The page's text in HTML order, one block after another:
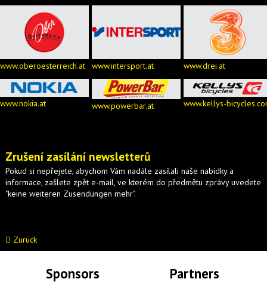
www.oberoesterreich.at www.intersport.at www.drei.at
www.nokia.at www.powerbar.at www.kellys-
Zrušení zasílání newsletterů
Pokud si nepřejete, abychom Vám nadále zasílali naše nabídky a
informace, zašlete zpět e-mail, ve kterém do předmětu zprávy uvedete
"keine weiteren Zusendungen mehr".
Zurück
Sponsors Partners